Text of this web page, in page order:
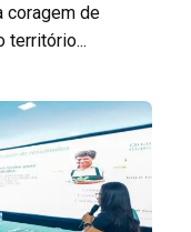
coragem de
território...